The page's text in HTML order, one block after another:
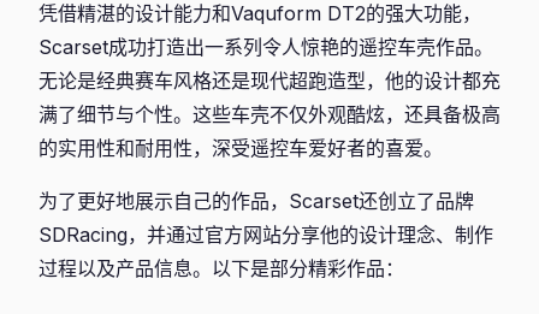
凭借精湛的设计能力和Vaquform DT2的强大功能，
Scarset成功打造出一系列令人惊艳的遥控车壳作品。
无论是经典赛车风格还是现代超跑造型，他的设计都充
满了细节与个性。这些车壳不仅外观酷炫，还具备极高
的实用性和耐用性，深受遥控车爱好者的喜爱。
为了更好地展示自己的作品，Scarset还创立了品牌
SDRacing，并通过官方网站分享他的设计理念、制作
过程以及产品信息。以下是部分精彩作品：